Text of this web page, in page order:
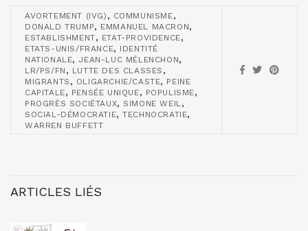
AVORTEMENT (IVG) , COMMUNISME,
DONALD TRUMP, EMMANUEL MACRON,
ESTABLISHMENT, ETAT-PROVIDENCE,
ETATS-UNIS/FRANCE, IDENTITÉ
NATIONALE, JEAN-LUC MÉLENCHON,
LR/PS/FN , LUTTE DES CLASSES ,
MIGRANTS , OLIGARCHIE/CASTE, PEINE
CAPITALE, PENSÉE UNIQUE, POPULISME,
PROGRÈS SOCIÉTAUX, SIMONE WEIL,
SOCIAL-DÉMOCRATIE,TECHNOCRATIE,
WARREN BUFFETT
ARTICLES LIÉS